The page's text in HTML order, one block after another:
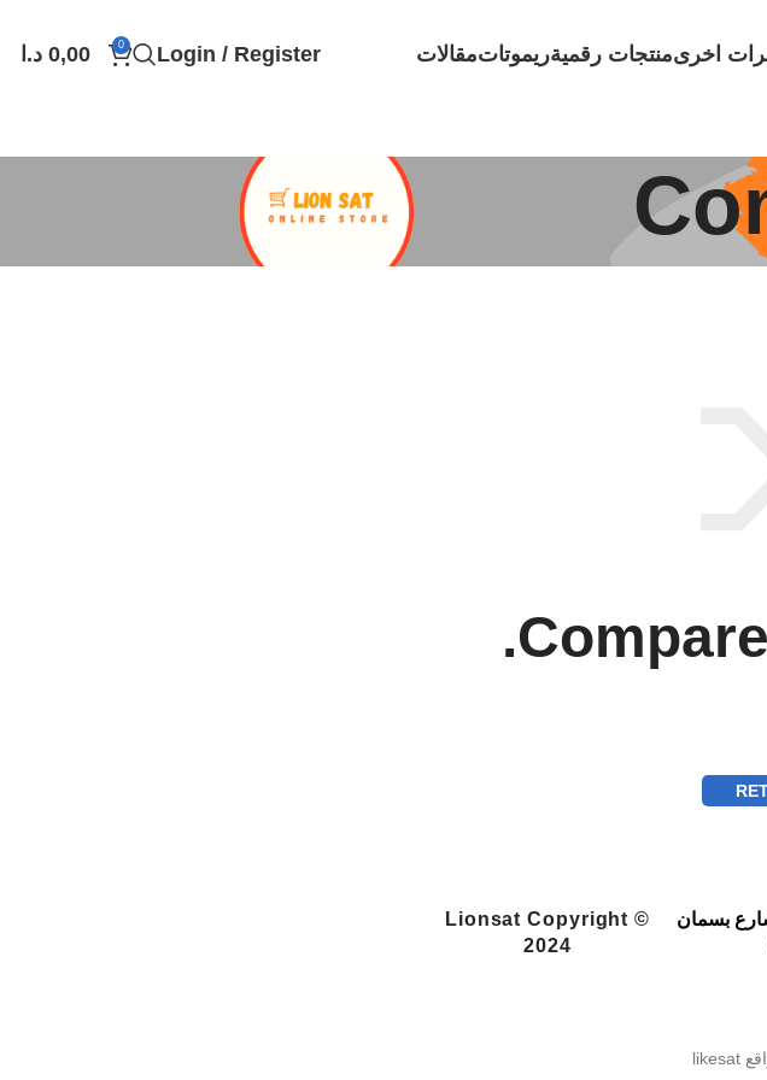
اخرىمنتجات رقميةريموتاتمقالات Login / Register
0
0,00 د.ا
بسمان
Lionsat Copyright ©
2024